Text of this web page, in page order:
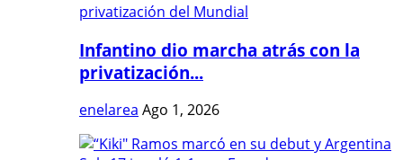
Infantino dio marcha atrás con la
privatización...
enelarea Ago 1, 2026